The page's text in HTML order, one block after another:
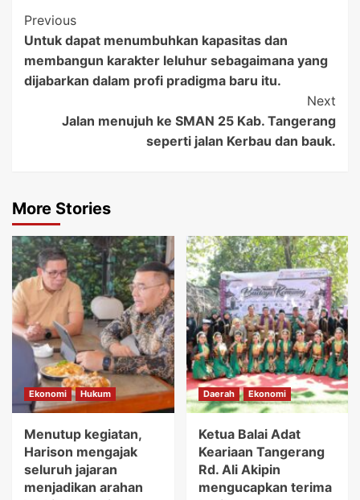
Post
Navigation
Previous
Untuk dapat menumbuhkan kapasitas dan
membangun karakter leluhur sebagaimana yang
dijabarkan dalam profi pradigma baru itu.
Next
Jalan menujuh ke SMAN 25 Kab. Tangerang
seperti jalan Kerbau dan bauk.
More Stories
Ekonomi Hukum
Menutup kegiatan,
Harison mengajak
seluruh jajaran
menjadikan arahan
Daerah Ekonomi
Ketua Balai Adat
Keariaan Tangerang
Rd. Ali Akipin
mengucapkan terima